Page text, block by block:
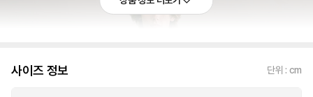
사이즈 정보 단위 : cm